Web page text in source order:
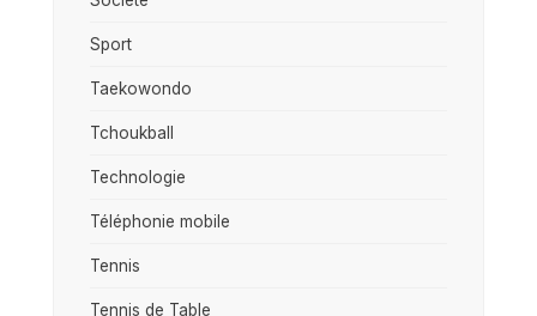
Sport
Taekowondo
Tchoukball
Technologie
Téléphonie mobile
Tennis
Tennis de Table